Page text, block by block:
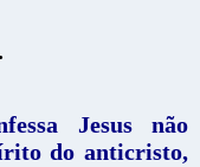
Jesus não
do anticristo,